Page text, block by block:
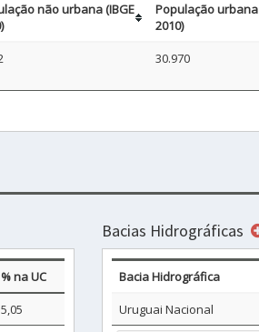
não urbana (IBGE
População urbana
2010)
30.970
% na UC
5,05
Bacias Hidrográficas
Bacia Hidrográfica
Uruguai Nacional